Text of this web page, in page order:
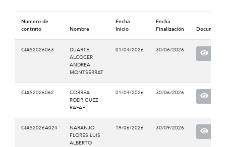
Número de
contrato
Nombre
Fecha
Inicio
Fecha
Finalización
Documento
CIAS2026063
DUARTE
ALCOCER
ANDREA
MONTSERRAT
01/04/2026 30/06/2026
CIAS2026062
CORREA
RODRIGUEZ
RAFAEL
01/04/2026 30/06/2026
CIAS2026A024
NARANJO
FLORES LUIS
ALBERTO
19/06/2026 30/09/2026